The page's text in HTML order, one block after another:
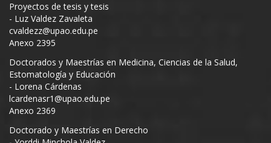
Proyectos de tesis y tesis
- Luz Valdez Zavaleta
cvaldezz@upao.edu.pe
Anexo 2395
Doctorados y Maestrías en Medicina, Ciencias de la Salud,
Estomatología y Educación
- Lorena Cárdenas
lcardenasr1@upao.edu.pe
Anexo 2369
Doctorado y Maestrías en Derecho